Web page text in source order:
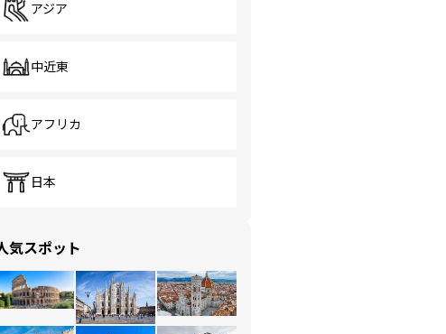
アジア
中近東
アフリカ
日本
気スポット